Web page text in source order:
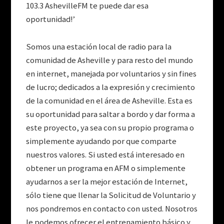
103.3 AshevilleFM te puede dar esa
oportunidad!’
Somos una estación local de radio para la
comunidad de Asheville y para resto del mundo
en internet, manejada por voluntarios y sin fines
de lucro; dedicados a la expresión y crecimiento
de la comunidad en el área de Asheville. Esta es
su oportunidad para saltar a bordo y dar forma a
este proyecto, ya sea con su propio programa o
simplemente ayudando por que comparte
nuestros valores. Si usted está interesado en
obtener un programa en AFM o simplemente
ayudarnos a ser la mejor estación de Internet,
sólo tiene que llenar la Solicitud de Voluntario y
nos pondremos en contacto con usted. Nosotros